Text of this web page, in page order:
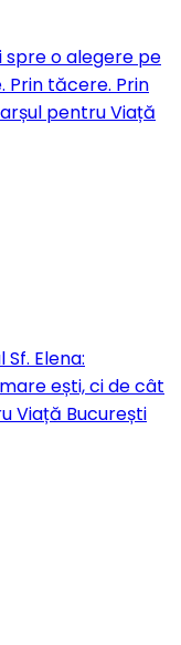
spre o alegere pe
Prin tăcere. Prin
pentru Viață
Elena:
ești, ci de cât
Viață București